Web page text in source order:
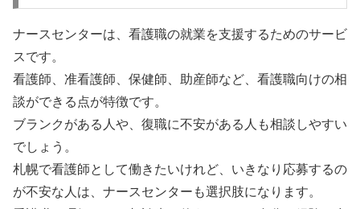
ナースセンターは、看護職の就業を支援するためのサービ
スです。
看護師、准看護師、保健師、助産師など、看護職向けの相
談ができる点が特徴です。
ブランクがある人や、復職に不安がある人も相談しやすい
でしょう。
札幌で看護師として働きたいけれど、いきなり応募するの
が不安な人は、ナースセンターも選択肢になります。